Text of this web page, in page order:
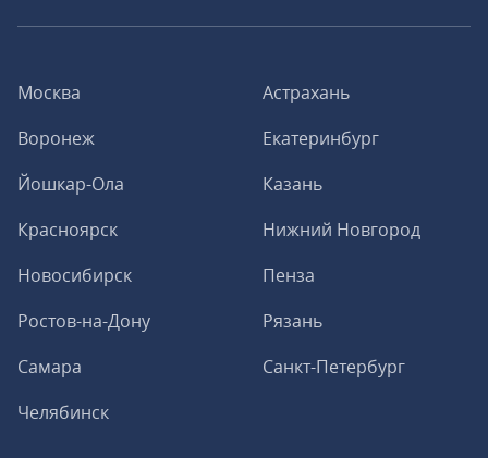
Москва
Астрахань
Воронеж
Екатеринбург
Йошкар-Ола
Казань
Красноярск
Нижний Новгород
Новосибирск
Пенза
Ростов-на-Дону
Рязань
Самара
Санкт-Петербург
Челябинск